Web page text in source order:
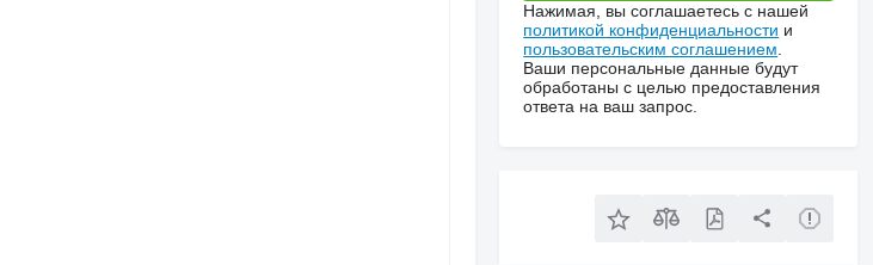
Нажимая, вы соглашаетесь с нашей
политикой конфиденциальности и
пользовательским соглашением
Ваши персональные данные будут
обработаны с целью предоставления
ответа на ваш запрос.